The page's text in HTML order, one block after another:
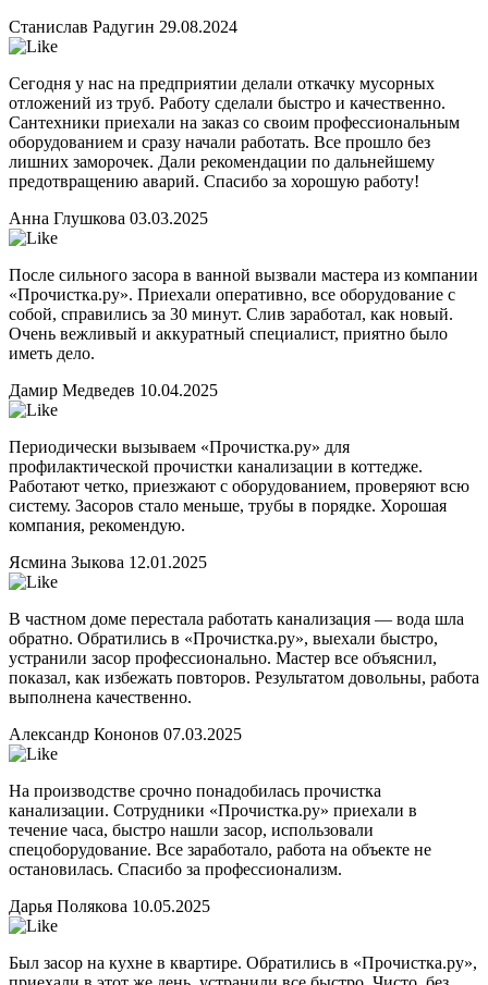
Станислав Радугин 29.08.2024
Сегодня у нас на предприятии делали откачку мусорных
отложений из труб. Работу сделали быстро и качественно.
Сантехники приехали на заказ со своим профессиональным
оборудованием и сразу начали работать. Все прошло без
лишних заморочек. Дали рекомендации по дальнейшему
предотвращению аварий. Спасибо за хорошую работу!
Анна Глушкова 03.03.2025
После сильного засора в ванной вызвали мастера из компании
«Прочистка.ру». Приехали оперативно, все оборудование с
собой, справились за 30 минут. Слив заработал, как новый.
Очень вежливый и аккуратный специалист, приятно было
иметь дело.
Дамир Медведев 10.04.2025
Периодически вызываем «Прочистка.ру» для
профилактической прочистки канализации в коттедже.
Работают четко, приезжают с оборудованием, проверяют всю
систему. Засоров стало меньше, трубы в порядке. Хорошая
компания, рекомендую.
Ясмина Зыкова 12.01.2025
В частном доме перестала работать канализация — вода шла
обратно. Обратились в «Прочистка.ру», выехали быстро,
устранили засор профессионально. Мастер все объяснил,
показал, как избежать повторов. Результатом довольны, работа
выполнена качественно.
Александр Кононов 07.03.2025
На производстве срочно понадобилась прочистка
канализации. Сотрудники «Прочистка.ру» приехали в
течение часа, быстро нашли засор, использовали
спецоборудование. Все заработало, работа на объекте не
остановилась. Спасибо за профессионализм.
Дарья Полякова 10.05.2025
Был засор на кухне в квартире. Обратились в «Прочистка.ру»,